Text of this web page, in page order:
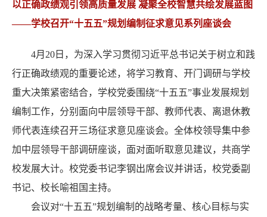
以正确政绩观引领高质量发展 凝聚全校智慧共绘发展蓝图
——学校召开“十五五”规划编制征求意见系列座谈会
4月20日，为深入学习贯彻习近平总书记关于树立和践
行正确政绩观的重要论述，将学习教育、开门调研与学校
重大决策紧密结合，学校党委围绕“十五五”事业发展规划
编制工作，分别面向中层领导干部、教师代表、离退休教
师代表连续召开三场征求意见座谈会。全体校领导集中参
加中层领导干部调研座谈，面对面听取意见建议，共商学
校发展大计。校党委书记李钢出席会议并讲话，校党委副
书记、校长喻祖国主持。
会议对“十五五”规划编制的战略考量、核心目标与实